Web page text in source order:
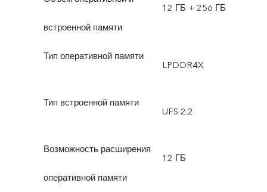
встроенной памяти
12 ГБ + 256 ГБ
Тип оперативной памяти
LPDDR4X
Тип встроенной памяти
UFS 2.2
Возможность расширения
оперативной памяти
12 ГБ